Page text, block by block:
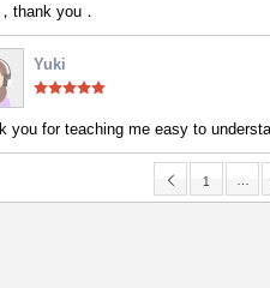
thank you．
Yuki
you for teaching me easy to
1